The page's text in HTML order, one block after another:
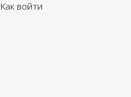
Как войти